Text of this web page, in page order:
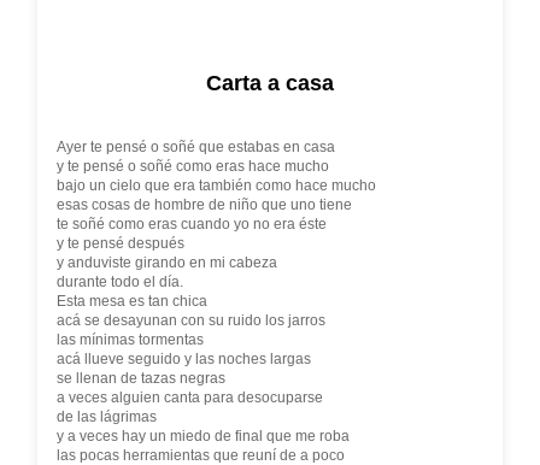
Carta a casa
Ayer te pensé o soñé que estabas en casa
y te pensé o soñé como eras hace mucho
bajo un cielo que era también como hace mucho
esas cosas de hombre de niño que uno tiene
te soñé como eras cuando yo no era éste
y te pensé después
y anduviste girando en mi cabeza
durante todo el día.
Esta mesa es tan chica
acá se desayunan con su ruido los jarros
las mínimas tormentas
acá llueve seguido y las noches largas
se llenan de tazas negras
a veces alguien canta para desocuparse
de las lágrimas
y a veces hay un miedo de final que me roba
las pocas herramientas que reuní de a poco